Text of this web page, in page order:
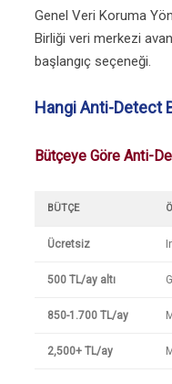
Genel Veri Koruma
Birliği veri merkezi
başlangıç seçeneği.
Hangi Anti-Detect
Bütçeye Göre Anti-
BÜTÇE
Ücretsiz
500 TL/ay altı
850-1.700 TL/ay
2,500+ TL/ay